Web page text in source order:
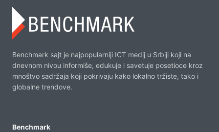
Benchmark sajt je najpopularniji ICT medij u Srbiji koji na
dnevnom nivou informiše, edukuje i savetuje posetioce kroz
mnoštvo sadržaja koji pokrivaju kako lokalno tržiste, tako i
globalne trendove.
Benchmark